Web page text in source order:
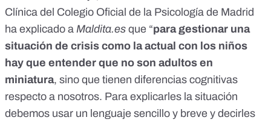
Clínica del Colegio Oficial de la Psicología de Madrid
ha explicado a Maldita.es que “para gestionar una
situación de crisis como la actual con los niños
hay que entender que no son adultos en
miniatura, sino que tienen diferencias cognitivas
respecto a nosotros. Para explicarles la situación
debemos usar un lenguaje sencillo y breve y decirles